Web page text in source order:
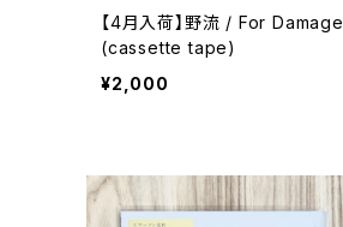
【4月入荷】野流 / For Damage
(cassette tape)
¥2,000